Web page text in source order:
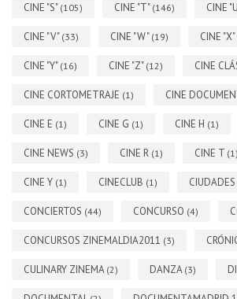
CINE "S" (105) CINE "T" (146) CINE
CINE "V" (33) CINE "W" (19) CINE "X"
CINE "Y" (16) CINE "Z" (12) CINE
CINE CORTOMETRAJE (1) CINE
CINE E (1) CINE G (1) CINE H (1)
CINE NEWS (3) CINE R (1) CINE T (1)
CINE Y (1) CINECLUB (1) CIUDADES
CONCIERTOS (44) CONCURSO (4)
CONCURSOS ZINEMALDIA2011 (3)
CULINARY ZINEMA (2) DANZA (3)